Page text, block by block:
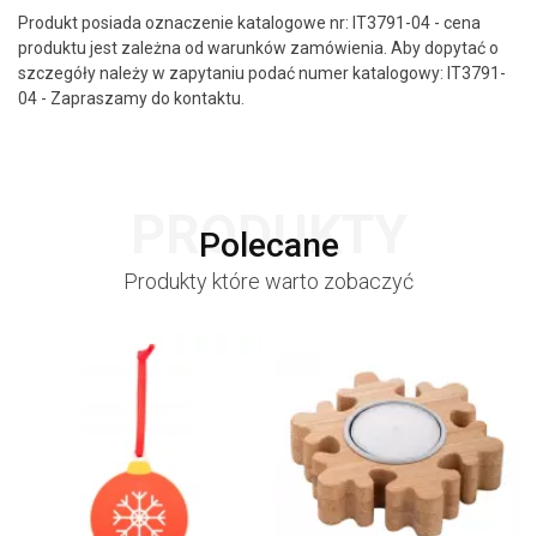
Produkt posiada oznaczenie katalogowe nr: IT3791-04 - cena
produktu jest zależna od warunków zamówienia. Aby dopytać o
szczegóły należy w zapytaniu podać numer katalogowy: IT3791-
04 - Zapraszamy do kontaktu.
Polecane
PRODUKTY
Produkty które warto zobaczyć